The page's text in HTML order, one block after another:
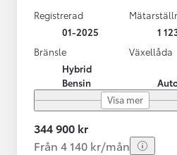
Registrerad
01-2025
1
Bränsle
Hybrid
Bensin
Växellåda
Visa mer
344 900 kr
Från 4 140 kr/mån